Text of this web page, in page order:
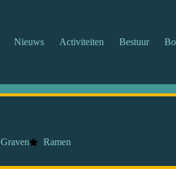
Nieuws Activiteiten Bestuur
Graven Ramen